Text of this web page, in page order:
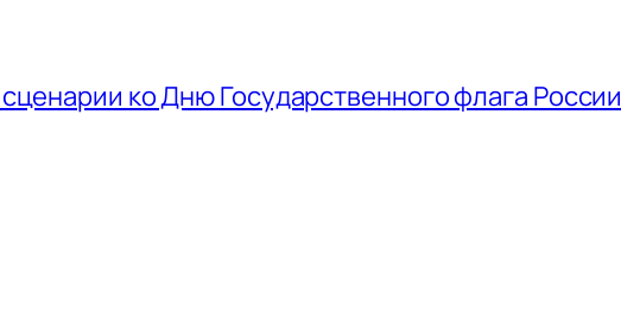
ко Дню Государственного флага России